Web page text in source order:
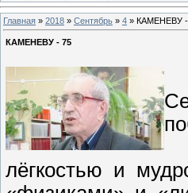
Главная » 2018 » Сентябрь » 4 » КАМЕНЕВУ -
КАМЕНЕВУ - 75
лёгкостью и